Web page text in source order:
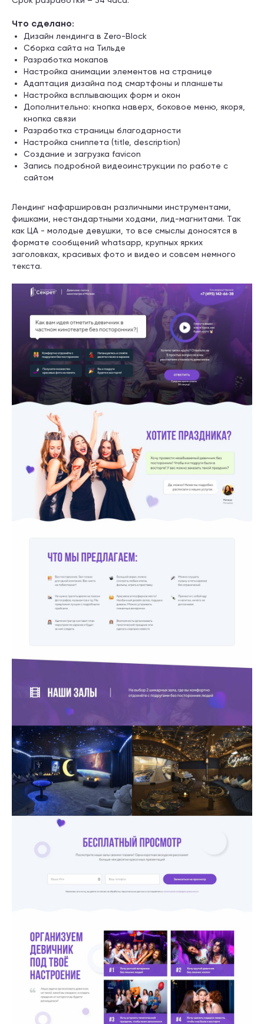
Что сделано:
Дизайн лендинга в Zero-Block
Сборка сайта на Тильде
Разработка мокапов
Настройка анимации элементов на странице
Адаптация дизайна под смартфоны и планшеты
Настройка всплывающих форм и окон
Дополнительно: кнопка наверх, боковое меню, якоря,
кнопка связи
Разработка страницы благодарности
Настройка сниппета (title, description)
Создание и загрузка favicon
Запись подробной видеоинструкции по работе с
сайтом
Лендинг нафарширован различными инструментами,
фишками, нестандартными ходами, лид-магнитами. Так
как ЦА - молодые девушки, то все смыслы доносятся в
формате сообщений whatsapp, крупных ярких
заголовках, красивых фото и видео и совсем немного
текста.